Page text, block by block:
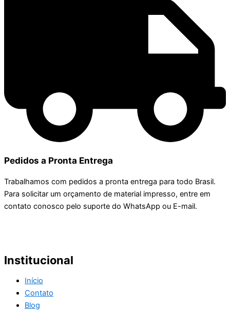
Pedidos a Pronta Entrega
Trabalhamos com pedidos a pronta entrega para todo Brasil.
Para solicitar um orçamento de material impresso, entre em
contato conosco pelo suporte do WhatsApp ou E-mail.
Institucional
Início
Contato
Blog